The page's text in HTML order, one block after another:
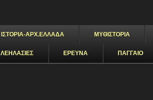
ΙΣΤΟΡΙΑ-ΑΡΧ.ΕΛΛΑΔΑ ΜΥΘΙΣΤΟΡΙΑ
ΛΕΗΛΑΣΙΕΣ ΕΡΕΥΝΑ ΠΑΓΓΑΙΟ